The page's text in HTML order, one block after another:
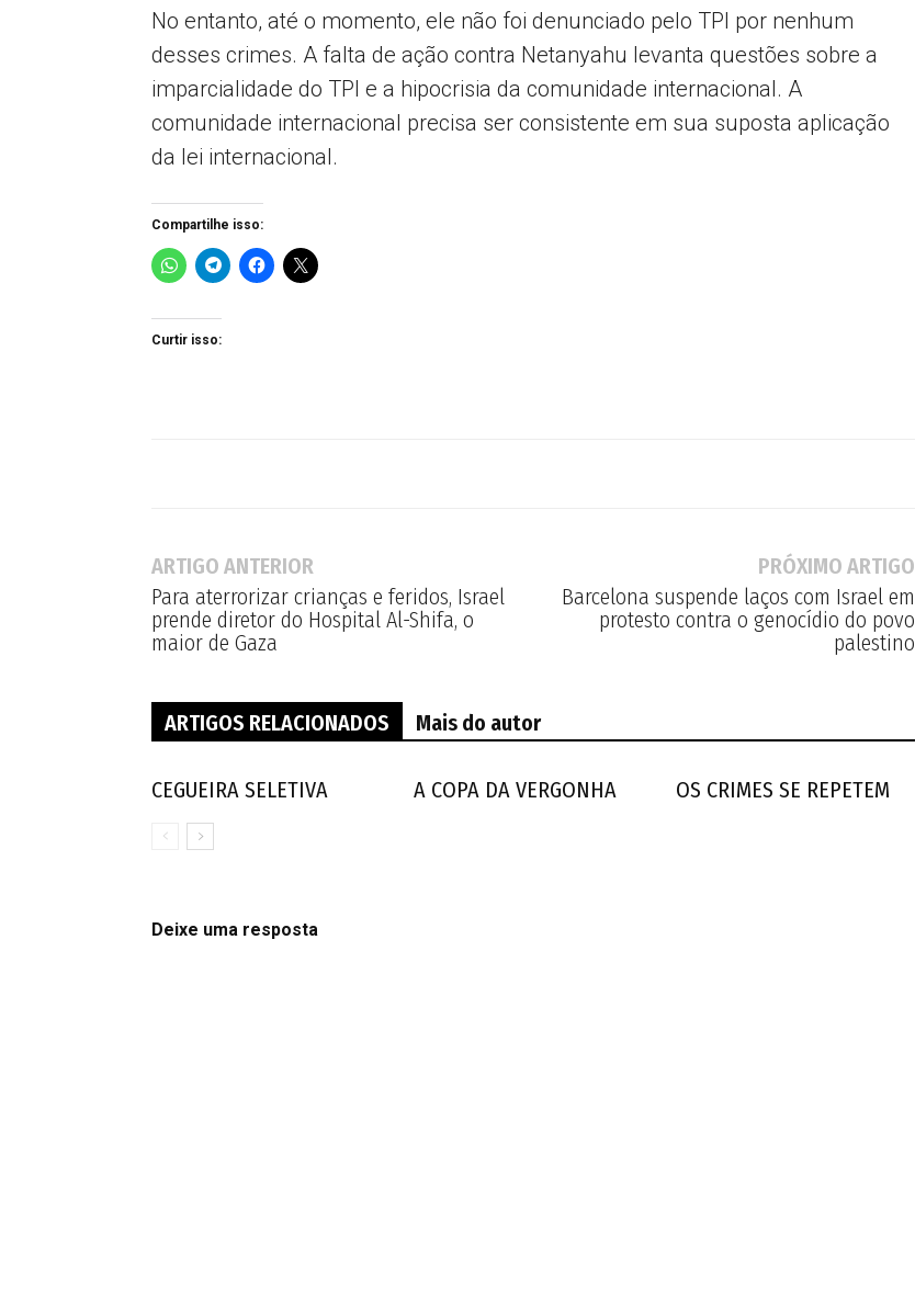
No entanto, até o momento, ele não foi denunciado pelo TPI por nenhum
desses crimes. A falta de ação contra Netanyahu levanta questões sobre a
imparcialidade do TPI e a hipocrisia da comunidade internacional. A
comunidade internacional precisa ser consistente em sua suposta aplicação
da lei internacional.
Compartilhe isso:
Curtir isso:
ARTIGO ANTERIOR
Para aterrorizar crianças e feridos, Israel
prende diretor do Hospital Al-Shifa, o
maior de Gaza
PRÓXIMO ARTIGO
Barcelona suspende laços com Israel em
protesto contra o genocídio do povo
palestino
ARTIGOS RELACIONADOS Mais do autor
CEGUEIRA SELETIVA A COPA DA VERGONHA OS CRIMES SE REPETEM
Deixe uma resposta